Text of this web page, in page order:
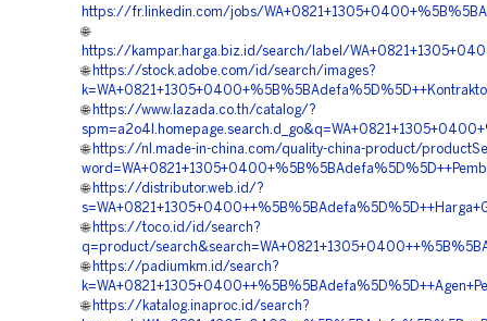
https://fr.linkedin.com/jobs/
🌐
https://kampar.harga.biz.id/search/label/
🌐 https://stock.adobe.com/id/search/images?
🌐 https://www.lazada.co.th/catalog/?
🌐 https://nl.made-in-china.com/quality-china-product/
🌐 https://distributor.web.id/?
🌐 https://toco.id/id/search?
q=product/
🌐 https://padiumkm.id/search?
🌐 https://katalog.inaproc.id/search?